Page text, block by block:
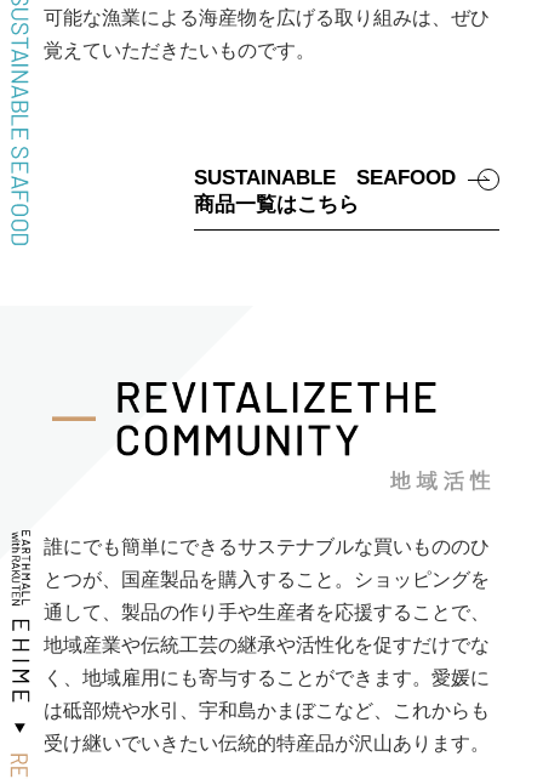
可能な漁業による海産物を広げる取り組みは、ぜひ
覚えていただきたいものです。
SUSTAINABLE SEAFOOD
商品一覧はこちら
誰にでも簡単にできるサステナブルな買いもののひ
とつが、国産製品を購入すること。ショッピングを
通して、製品の作り手や生産者を応援することで、
地域産業や伝統工芸の継承や活性化を促すだけでな
く、地域雇用にも寄与することができます。愛媛に
は砥部焼や水引、宇和島かまぼこなど、これからも
受け継いでいきたい伝統的特産品が沢山あります。